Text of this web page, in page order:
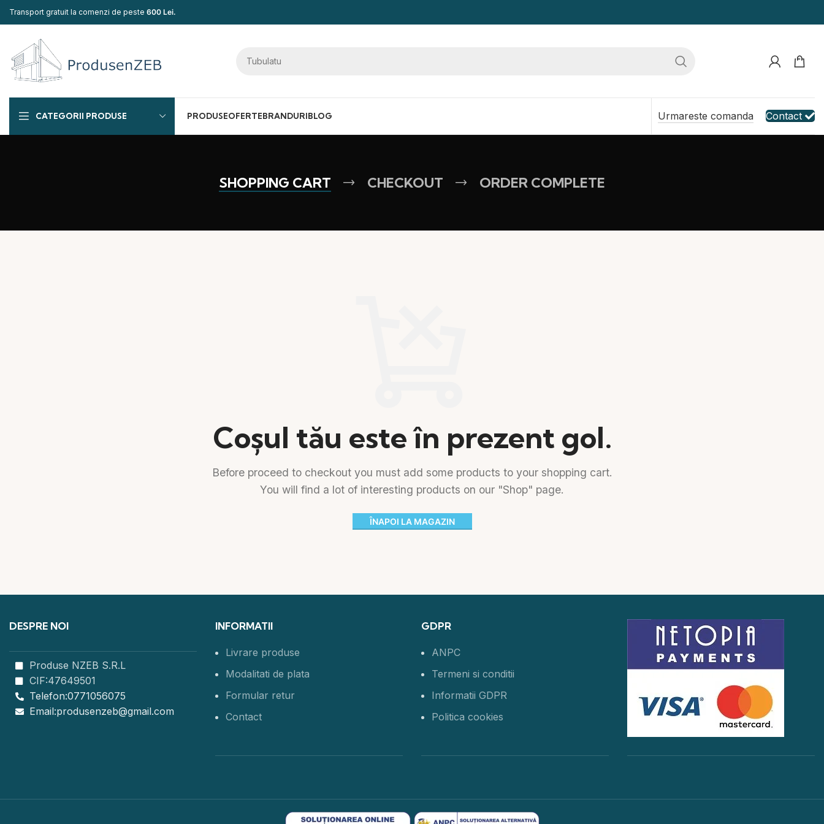
Transport gratuit la comenzi de peste 600 Lei.
CATEGORII PRODUSE PRODUSEOFERTEBRANDURIBLOG Urmareste comanda Contact
SHOPPING CART CHECKOUT ORDER COMPLETE
Coșul tău este în prezent gol.
Before proceed to checkout you must add some products to your shopping cart.
You will find a lot of interesting products on our "Shop" page.
ÎNAPOI LA MAGAZIN
DESPRE NOI
Produse NZEB S.R.L
CIF:47649501
Telefon:0771056075
Email:produsenzeb@gmail.com
INFORMATII
Livrare produse
Modalitati de plata
Formular retur
Contact
GDPR
ANPC
Termeni si conditii
Informatii GDPR
Politica cookies